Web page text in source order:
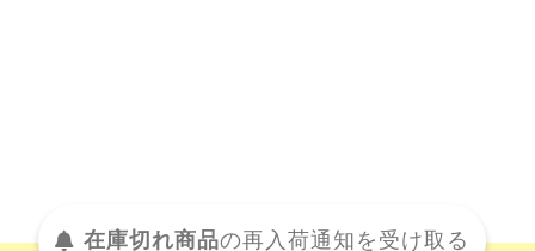
在庫切れ商品の再入荷通知を 受け取る